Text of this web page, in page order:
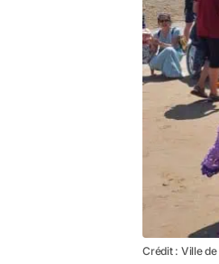
Crédit : Ville